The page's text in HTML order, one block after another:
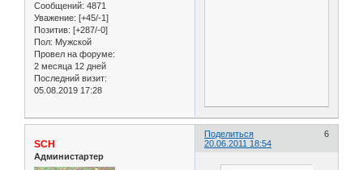
Сообщений: 4871
Уважение: [+45/-1]
Позитив: [+287/-0]
Пол: Мужской
Провел на форуме:
2 месяца 12 дней
Последний визит:
05.08.2019 17:28
Поделиться
6
20.06.2011 18:54
SCH
Администартер